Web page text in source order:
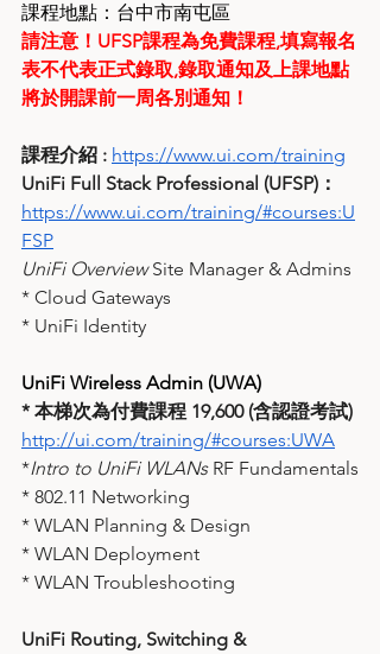
課程地點：台中市南屯區
請注意！UFSP課程為免費課程,填寫報名
表不代表正式錄取,錄取通知及上課地點
將於開課前一周各別通知！
課程介紹 : https://www.ui.com/training
UniFi Full Stack Professional (UFSP)：
https://www.ui.com/training/#courses:U
FSP
UniFi Overview Site Manager & Admins
* Cloud Gateways
* UniFi Identity
UniFi Wireless Admin (UWA)
* 本梯次為付費課程 19,600 (含認證考試)
http://ui.com/training/#courses:UWA
*Intro to UniFi WLANs RF Fundamentals
* 802.11 Networking
* WLAN Planning & Design
* WLAN Deployment
* WLAN Troubleshooting
UniFi Routing, Switching &